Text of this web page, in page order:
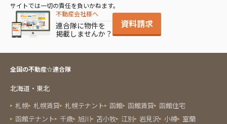
サイトでは一切の責任を負いかねます。
不動産会社様へ
連合隊に物件を
掲載しませんか？
資料請求
全国の不動産☆連合隊
北海道・東北
札幌 札幌賃貸 札幌テナント 函館 函館賃貸 函館住宅
函館テナント
千歳 旭川 苫小牧 江別 岩見沢 小樽 室蘭